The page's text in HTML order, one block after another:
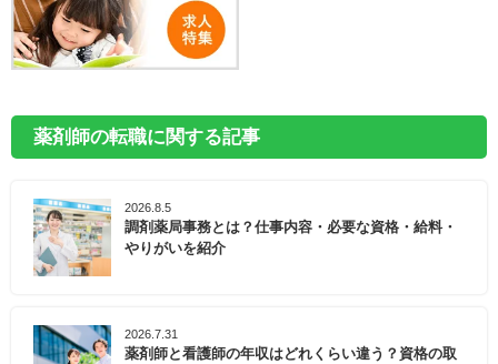
薬剤師の転職に関する記事
2026.8.5
調剤薬局事務とは？仕事内容・必要な資格・給料・
やりがいを紹介
2026.7.31
薬剤師と看護師の年収はどれくらい違う？資格の取